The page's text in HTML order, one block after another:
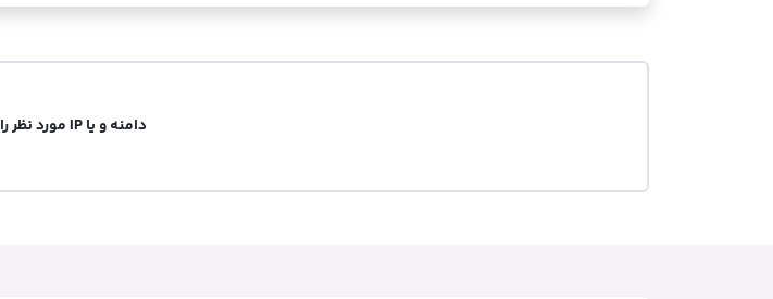
دامنه و یا IP مورد نظر را وارد کنید